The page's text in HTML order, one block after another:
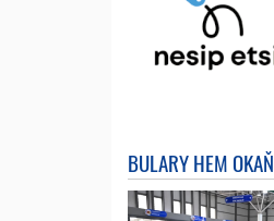
BULARY HEM OKAŇ